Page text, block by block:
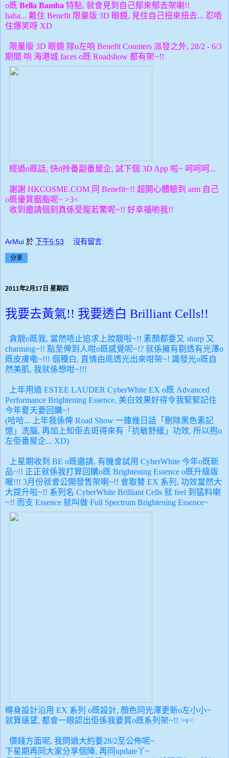
o既 Bella Bamba 特點, 就會見到自己郁來郁去架喇!!
haha... 戴住 Benefit 限量版 3D 眼鏡, 見住自己扭來扭去... 忍唔
住爆笑呀 XD
限量版 3D 眼鏡 除o左响 Benefit Counters 派發之外, 28/2 - 6/3
期間 响 海港城 faces o既 Roadshow 都有架~!!
經過o既話, 快d拎番副番屋企, 試下個 3D App 啦~ 呵呵呵...
謝謝 HKCOSME.COM 同 Benefit~!! 超開心體驗到 arm 自己
o既優質胭脂呢~ >3<
收到邀請個刻真係受寵若驚呢~!! 好幸福喲我!!
ArMui 於 下午5:53 沒有留言:
分享
2011年2月17日 星期四
我要去黃氣!! 我要透白 Brilliant Cells!!
貪靚o既我, 當然唔止追求上妝靚啦~!! 素顏都要又 sharp 又
charming~!! 點至俾到人咁o既感覺呢~!? 就係擁有剔 透有光澤o
既皮膚嘞~!!! 個種白, 直情由底透光出來咁架~! 識發光o既自
然美肌, 我就係想咁~!!!
上年用過 ESTEE LAUDER CyberWhite EX o既 Advanced
Performance Brightening Essence, 美白效果好得令我緊緊記住
今年夏天要回購~!
(哈哈... 上年我係俾 Road Show 一連幾日話「刪除黑色素記
憶」洗腦, 再加上知佢去斑得來有 「抗敏舒緩」功效, 所以抱o
左佢番屋企... XD)
上星期收到 BE o既邀請, 有機會試用 CyberWhite 今年o既新
品~!! 正正就係我打算回購o既 Brightening Essence o既升級版
喔!!! 3月份就會公開發售架喇~!! 會取替 EX 系列, 功效當然大
大提升啦~!! 系列名 CyberWhite Brilliant Cells 就 feel 到猛料喇
~!! 而支 Essence 就叫做 Full Spectrum Brightening Essence~
樽身設計沿用 EX 系列 o既設計, 顏色同光澤更新o左小小~
就算遠望, 都會一眼認出佢係我要買o既系列架~!! >v<
價錢方面呢, 我問過大約要28/2至公佈呢~
下星期再同大家分享個陣, 再同update丫~